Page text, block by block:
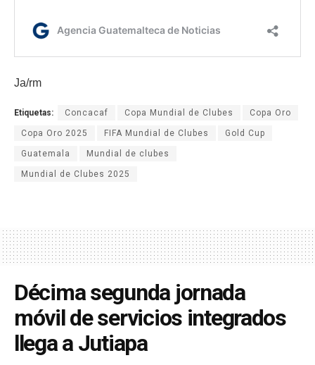
Ja/rm
Etiquetas: Concacaf Copa Mundial de Clubes Copa Oro
Copa Oro 2025 FIFA Mundial de Clubes Gold Cup
Guatemala Mundial de clubes
Mundial de Clubes 2025
Décima segunda jornada
móvil de servicios integrados
llega a Jutiapa